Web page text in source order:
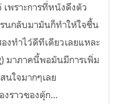
พราะการที่หนังดึงตัว
รนกลับมามันก็ทำให้ใจชื้น
งทำไว้ดีทีเดียวเลยแหละ
มาภาคนี้พอมันมีการเพิ่ม
นใจมากๆเลย
งราวของตุ๊ก...